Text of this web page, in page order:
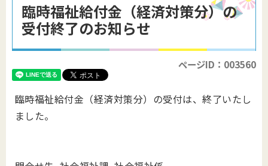
臨時福祉給付金（経済対策分）の
受付終了のお知らせ
ページID：003560
臨時福祉給付金（経済対策分）の受付は、終了いたし
ました。